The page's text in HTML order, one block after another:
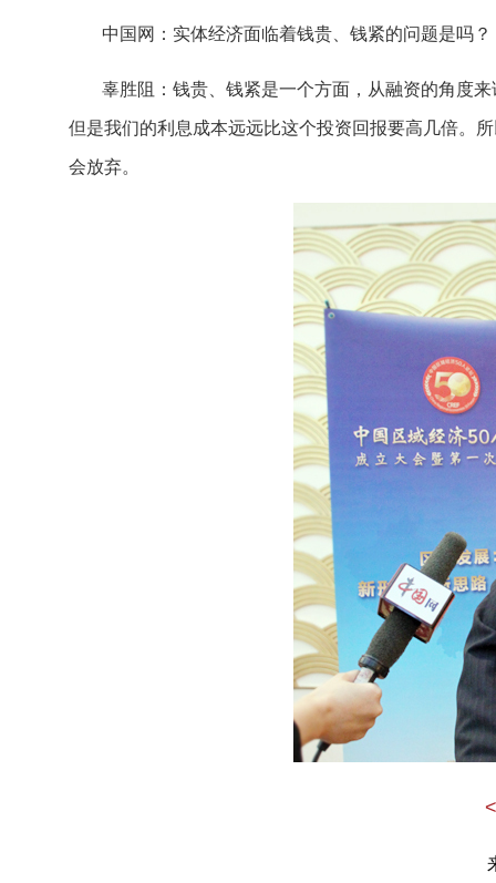
中国网：实体经济面临着钱贵、钱紧的问题是吗？
辜胜阻：钱贵、钱紧是一个方面，从融资的角度
但是我们的利息成本远远比这个投资回报要高几倍。
会放弃。